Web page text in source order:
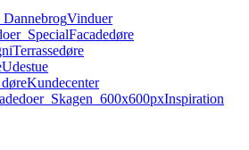
Vinduer
Facadedøre
Terrassedøre
Udestue
Kundecenter
Inspiration